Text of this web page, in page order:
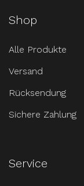
Shop
Alle Produkte
Versand
Rücksendung
Sichere Zahlung
Service